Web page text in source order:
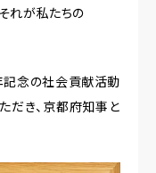
れが私たちの
記念の社会貢献活動
だき、京都府知事と